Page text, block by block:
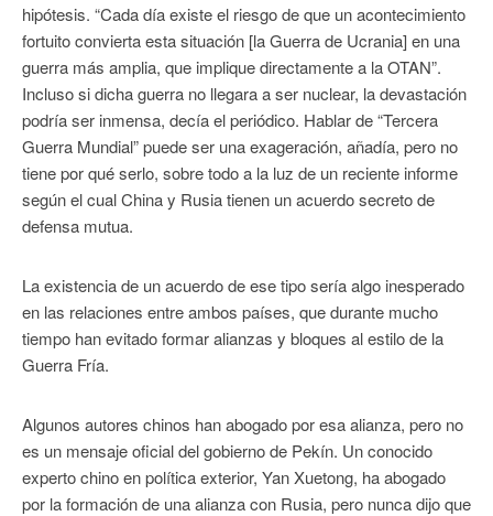
hipótesis. “Cada día existe el riesgo de que un acontecimiento
fortuito convierta esta situación [la Guerra de Ucrania] en una
guerra más amplia, que implique directamente a la OTAN”.
Incluso si dicha guerra no llegara a ser nuclear, la devastación
podría ser inmensa, decía el periódico. Hablar de “Tercera
Guerra Mundial” puede ser una exageración, añadía, pero no
tiene por qué serlo, sobre todo a la luz de un reciente informe
según el cual China y Rusia tienen un acuerdo secreto de
defensa mutua.
La existencia de un acuerdo de ese tipo sería algo inesperado
en las relaciones entre ambos países, que durante mucho
tiempo han evitado formar alianzas y bloques al estilo de la
Guerra Fría.
Algunos autores chinos han abogado por esa alianza, pero no
es un mensaje oficial del gobierno de Pekín. Un conocido
experto chino en política exterior, Yan Xuetong, ha abogado
por la formación de una alianza con Rusia, pero nunca dijo que